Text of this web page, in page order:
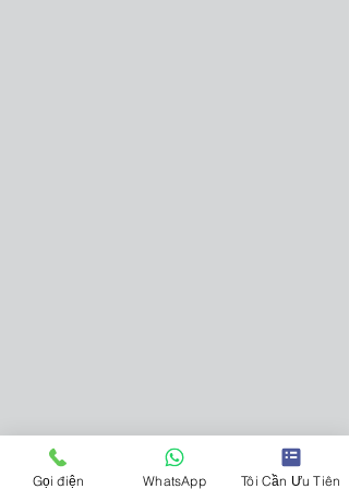
Gọi điện WhatsApp Tôi Cần Ưu Tiên